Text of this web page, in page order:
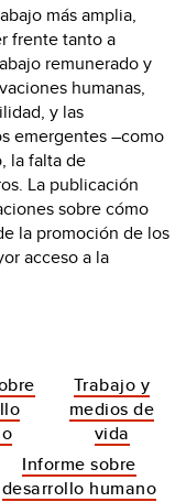
más amplia,
frente tanto a
remunerado y
humanas,
y las
emergentes –como
la falta de
La publicación
sobre cómo
la promoción de los
acceso a la
Trabajo y
medios de
vida
Informe sobre
desarrollo humano